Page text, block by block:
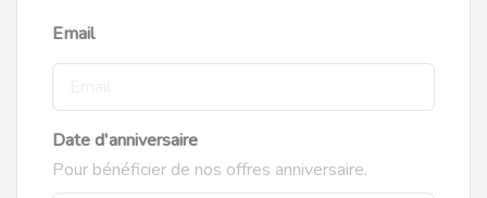
Email
Date d'anniversaire
Pour bénéficier de nos offres anniversaire.